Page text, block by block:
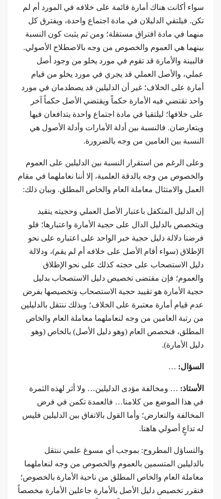
سواء أكانت هناك أمارة قائمة على خلافه في المورد أم لم
تكن. فيلتقي الدليلان في مادة اجتماع واحدة، ويفترق كل
منهما في مادة افتراق مستقلة؛ ومن ثم يثبت كون النسبة
بينهما هي العموم والخصوص من وجه بالاصطلاح الأصولي.
فالبينة والأمارة قد تقوم في مورد يخلو من وجود أصل
عملي، والأصل العملي قد يجري في مورد يخلو من قيام
أمارة على الخلاف؛ غير أن الدليلين قد يصطدمان في مورد
واحد تقتضي فيه الأمارة حكماً ويقتضي الأصل حكماً آخر
على خلافها؛ ليلتقيا في مادة اجتماع واحدة يتدافعان فيها
ويتعارضان. فالنسبة بين أدلة الأمارات وأدلة الأصول هي
النسبة بين العامين من وجه بالضرورة.
وعلى الرغم من استقرار النسبة بين الدليلين على العموم
والخصوص من وجه بالدقة العلمية، إلا أننا نعاملهما في مقام
العمل والامتثال معاملة العام والخاص المطلق. وبيان ذلك:
إن الدليل المتكفل باعتبار الأصل العملي وحجيته يتقيد
ويتخصص بالدليل الدال على حجية الأمارة واعتبارها؛ فلو
فرضنا دلالة دليل حجية خبر الواحد على اعتباره على نحو
الإطلاق (سواء أقام الأصل على خلافه أم لم يقم)، ودلالة
دليل الاستصحاب على حجته كذلك على نحو الإطلاق
والعموم؛ فإن مقتضى تخصيص دليل الاستصحاب بدليل
حجية الأمارة هو تقييد حجية الاستصحاب وتخصيصها بفرض
عدم قيام أمارة معتبرة على الخلاف؛ وبذلك ننتقل بالدليلين
من رتبة العامين من وجه لنعاملهما معاملة العام والخاص
المطلق، فنخصص العام (وهو دليل الأصل) بالخاص (وهو
دليل الأمارة).
السؤال: …
الأستاذ: … ومخالفة مؤدى الدليلين… ولا أثر لهذه الثمرة
في هذا الموضع من كلامنا… فالعمدة تكمن في فرض
المخالفة والتعارض؛ وأما القول بالاتفاق بين الدليلين فليس
له تداعٍ أصولي هاهنا.
والتساؤل المطروح: بموجب أي مسوغ علمي ننتقل
بالدليلين المتسمين بالعموم والخصوص من وجه لنعاملهما
معاملة العام والخاص المطلق من ناحية الأمارة بالخصوص؛
فنقرر تخصيص دليل الأصل بالأمارة جاعلين الأمارة مخصصاً